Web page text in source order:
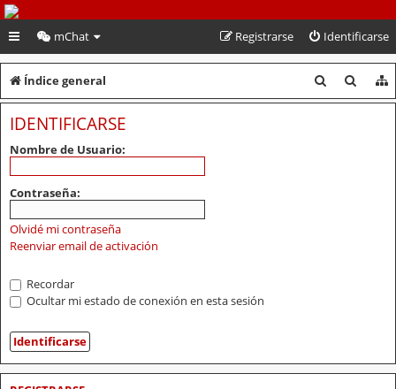
PeruVoley.com
mChat Identificarse
Registrarse
Índice general
u
u
IDENTIFICARSE
Nombre de Usuario:
Contraseña:
Olvidé mi contraseña
Reenviar email de activación
Recordar
Ocultar mi estado de conexión en esta sesión